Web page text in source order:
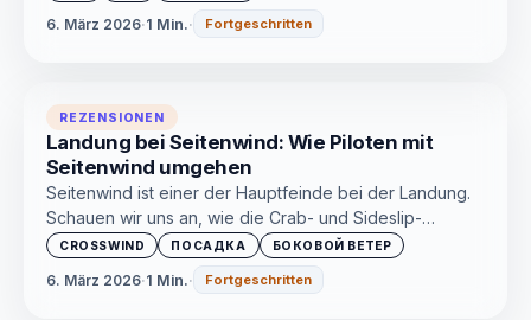
und wie man sie beim ersten Mal vermeidet.
6. März 2026·1 Min.· Fortgeschritten
REZENSIONEN
Landung bei Seitenwind: Wie Piloten mit
Seitenwind umgehen
Seitenwind ist einer der Hauptfeinde bei der Landung.
Schauen wir uns an, wie die Crab- und Sideslip-
Techniken funktionieren, welche Seitenwindgrenze als
sicher gilt und wie es im Simulator aussieht.
CROSSWIND ПОСАДКА БОКОВОЙ ВЕТЕР
6. März 2026·1 Min.· Fortgeschritten